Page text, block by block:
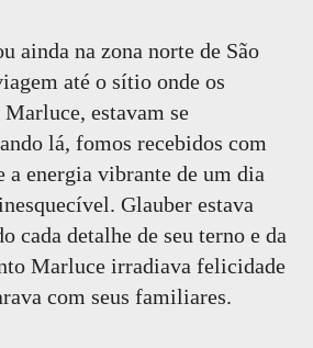
ainda na zona norte de São
até o sítio onde os
estavam se
lá, fomos recebidos com
a energia vibrante de um dia
Glauber estava
cada detalhe de seu terno e da
Marluce irradiava felicidade
com seus familiares.